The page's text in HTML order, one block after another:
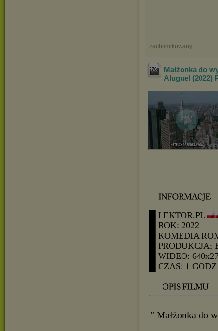
zachomikowany
Małżonka do
Aluguel (2022)
█ LEKTOR.PL
█ ROK: 2022
█ KOMEDIA
█
█ WIDEO:
█ CZAS: 1
" Małżonka do